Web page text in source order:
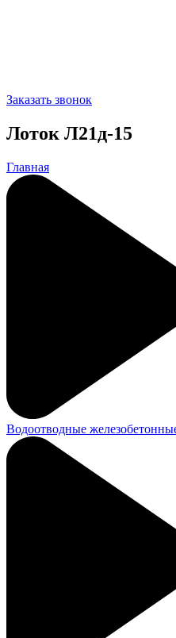
Заказать звонок
Лоток Л21д-15
Главная
Водоотводные